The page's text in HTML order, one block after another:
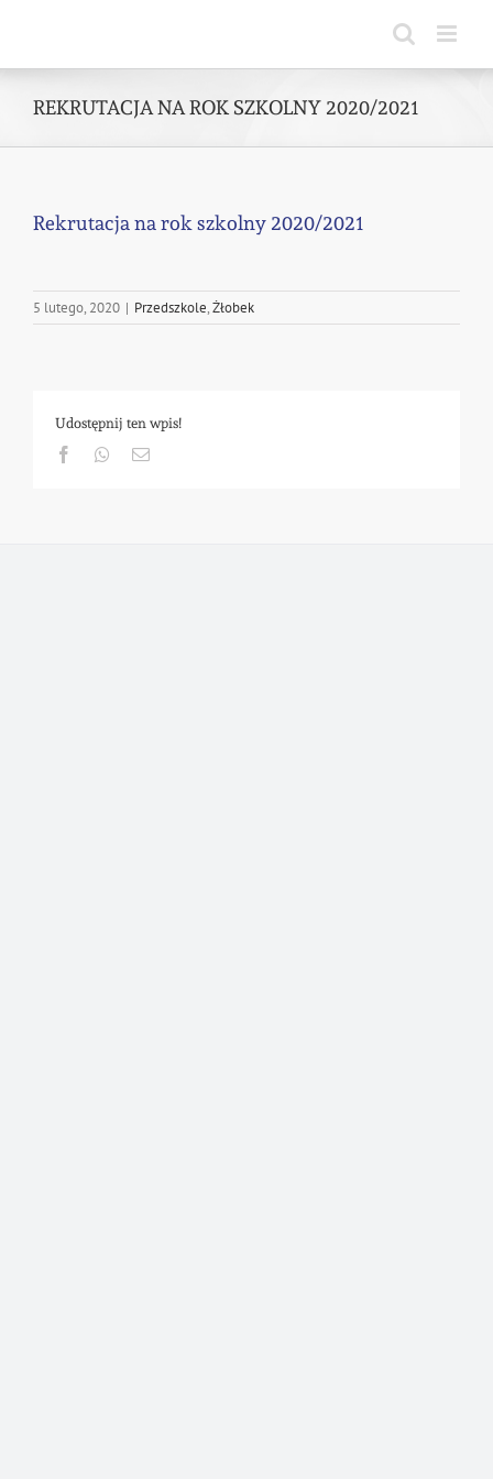
REKRUTACJA NA ROK SZKOLNY 2020/2021
Rekrutacja na rok szkolny 2020/2021
5 lutego, 2020 | Przedszkole,Żłobek
Udostępnij ten wpis!
FacebookWhatsapp
Email